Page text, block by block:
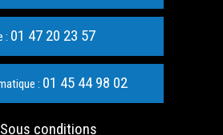
: 01 47 20 23 57
: 01 45 44 98 02
conditions